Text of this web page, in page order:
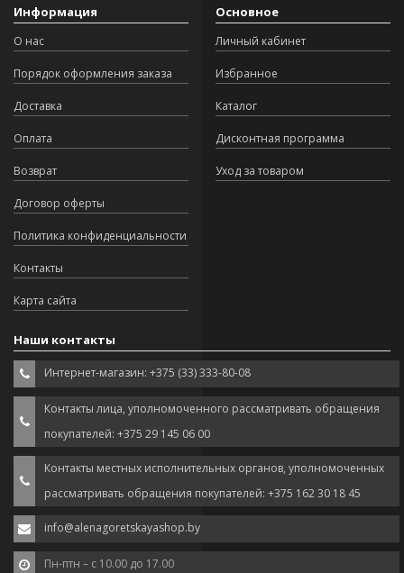
Информация
О нас
Порядок оформления заказа
Доставка
Оплата
Возврат
Договор оферты
Политика конфиденциальности
Контакты
Карта сайта
Основное
Личный кабинет
Избранное
Каталог
Дисконтная программа
Уход за товаром
Наши контакты
Интернет-магазин: +375 (33) 333-80-08
Контакты лица, уполномоченного рассматривать обращения
покупателей: +375 29 145 06 00
Контакты местных исполнительных органов, уполномоченных
рассматривать обращения покупателей: +375 162 30 18 45
info@alenagoretskayashop.by
Пн-птн – с 10.00 до 17.00